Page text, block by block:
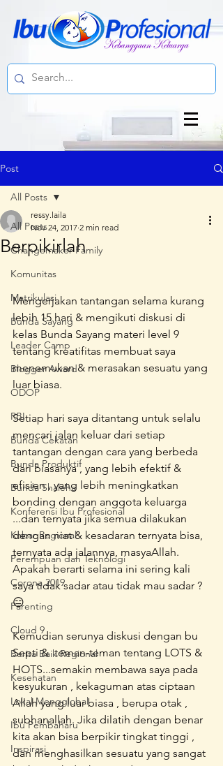
Post
All Posts
Changemaker Family
Komunitas
Matrikulasi
Bunda Sayang
Leader Camp
Blogger Award
ODOP
RBI
Bunda Cekatan
Bunda Produktif
Bunda Shaleha
Konferensi Ibu Profesional
Kabar Regional
Perempuan dan Teknologi
Corona 2019
Parenting
Cloud 9
Berita Baik Regional
Kesehatan
Lokal Mengglobal
Ibu Pembaharu
Inspirasi
All Posts
Berpikirlah
ressy.laila
Nov 24, 2017 2 min read
Mengerjakan tantangan selama kurang
lebih 15 hari & mengikuti diskusi di
kelas Bunda Sayang materi level 9
tentang kreatifitas membuat saya
menemukan & merasakan sesuatu yang
luar biasa.
Setiap hari saya ditantang untuk selalu
mencari jalan keluar dari setiap
tantangan dengan cara yang berbeda
dari biasanya , yang lebih efektif &
efisien , yang lebih meningkatkan
bonding dengan anggota keluarga
...dan ternyata jika semua dilakukan
dengan niat & kesadaran ternyata bisa,
ternyata ada jalannya, masyaAllah.
Apakah berarti selama ini sering kali
saya tidak sadar atau tidak mau sadar ?
😑
Kemudian serunya diskusi dengan bu
Septi &  teman-teman tentang LOTS &
HOTS...semakin membawa saya pada
kesyukuran , kekaguman atas ciptaan
Allah yang luar biasa , berupa otak ,
subhanallah. Jika dilatih dengan benar
kita akan bisa berpikir tingkat tinggi ,
dan menghasilkan sesuatu yang sangat